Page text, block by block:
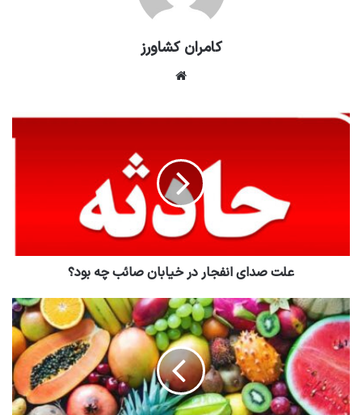
کامران کشاورز
علت صدای انفجار در خیابان صائب چه بود؟